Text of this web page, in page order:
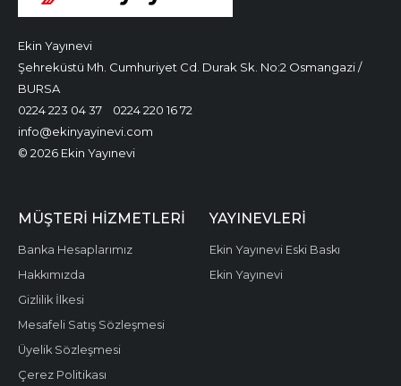
Ekin Yayınevi
Şehreküstü Mh. Cumhuriyet Cd. Durak Sk. No:2 Osmangazi /
BURSA
0224 223 04 37
0224 220 16 72
info@ekinyayinevi.com
© 2026 Ekin Yayınevi
MÜŞTERI HIZMETLERI
Banka Hesaplarımız
Hakkımızda
Gizlilik İlkesi
Mesafeli Satış Sözleşmesi
Üyelik Sözleşmesi
Çerez Politikası
YAYINEVLERI
Ekin Yayınevi Eski Baskı
Ekin Yayınevi